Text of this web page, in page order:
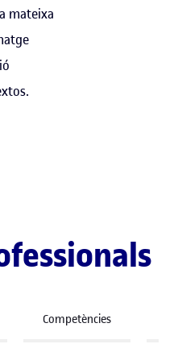
mateixa
Competències